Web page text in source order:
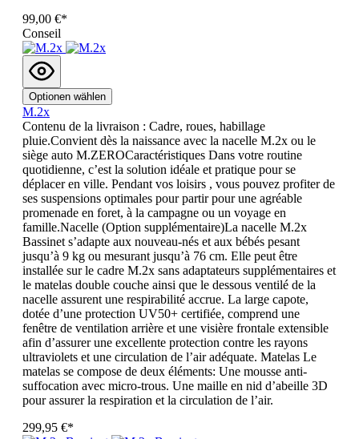
99,00 €*
Conseil
Optionen wählen
M.2x
Contenu de la livraison : Cadre, roues, habillage
pluie.Convient dès la naissance avec la nacelle M.2x ou le
siège auto M.ZEROCaractéristiques Dans votre routine
quotidienne, c’est la solution idéale et pratique pour se
déplacer en ville. Pendant vos loisirs , vous pouvez profiter de
ses suspensions optimales pour partir pour une agréable
promenade en foret, à la campagne ou un voyage en
famille.Nacelle (Option supplémentaire)La nacelle M.2x
Bassinet s’adapte aux nouveau-nés et aux bébés pesant
jusqu’à 9 kg ou mesurant jusqu’à 76 cm. Elle peut être
installée sur le cadre M.2x sans adaptateurs supplémentaires et
le matelas double couche ainsi que le dessous ventilé de la
nacelle assurent une respirabilité accrue. La large capote,
dotée d’une protection UV50+ certifiée, comprend une
fenêtre de ventilation arrière et une visière frontale extensible
afin d’assurer une excellente protection contre les rayons
ultraviolets et une circulation de l’air adéquate. Matelas Le
matelas se compose de deux éléments: Une mousse anti-
suffocation avec micro-trous. Une maille en nid d’abeille 3D
pour assurer la respiration et la circulation de l’air.
299,95 €*